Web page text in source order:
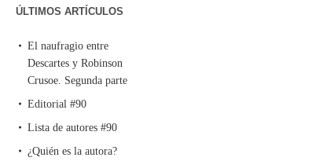
ÚLTIMOS ARTÍCULOS
El naufragio entre
Descartes y Robinson
Crusoe. Segunda parte
Editorial #90
Lista de autores #90
¿Quién es la autora?